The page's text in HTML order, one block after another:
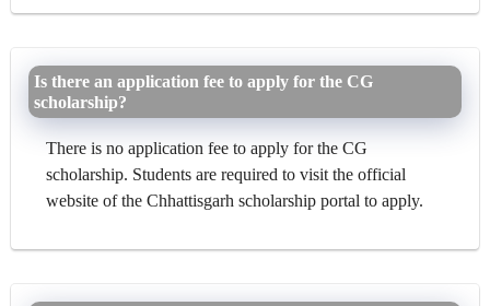
Is there an application fee to apply for the CG
scholarship?
There is no application fee to apply for the CG
scholarship. Students are required to visit the official
website of the Chhattisgarh scholarship portal to apply.